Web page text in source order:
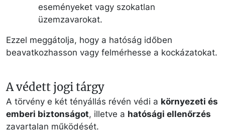
eseményeket vagy szokatlan
üzemzavarokat.
Ezzel meggátolja, hogy a hatóság időben
beavatkozhasson vagy felmérhesse a kockázatokat.
A védett jogi tárgy
A törvény e két tényállás révén védi a környezeti és
emberi biztonságot, illetve a hatósági ellenőrzés
zavartalan működését.